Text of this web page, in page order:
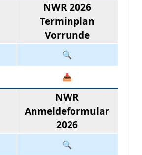
NWR 2026
Terminplan
Vorrunde
🔍
📥
NWR
Anmeldeformular
2026
🔍